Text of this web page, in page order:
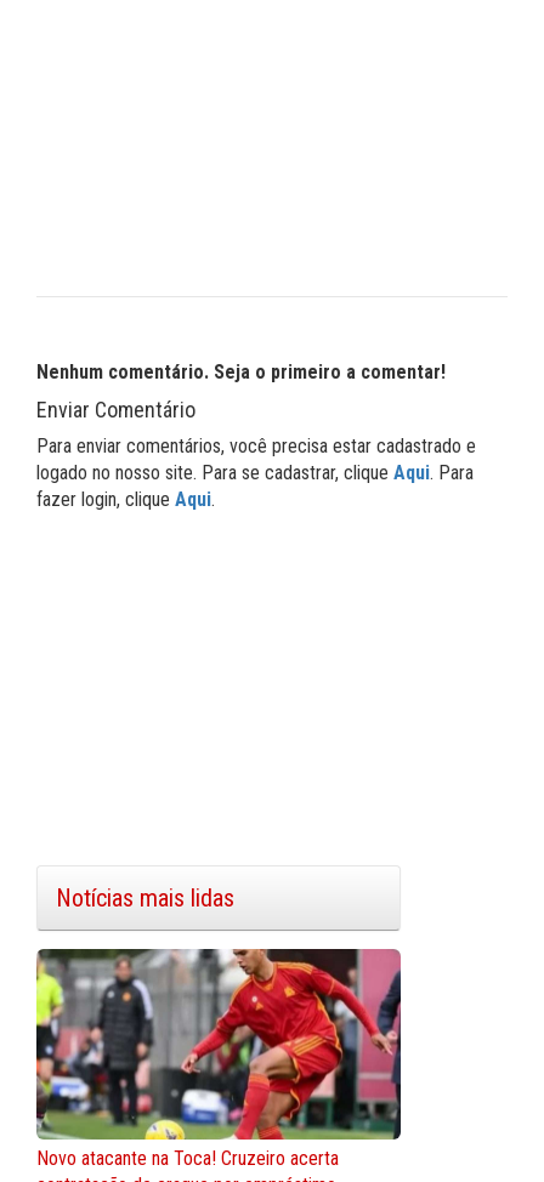
Nenhum comentário. Seja o primeiro a comentar!
Enviar Comentário
Para enviar comentários, você precisa estar cadastrado e
logado no nosso site. Para se cadastrar, clique Aqui. Para
fazer login, clique Aqui.
Notícias mais lidas
Novo atacante na Toca! Cruzeiro acerta